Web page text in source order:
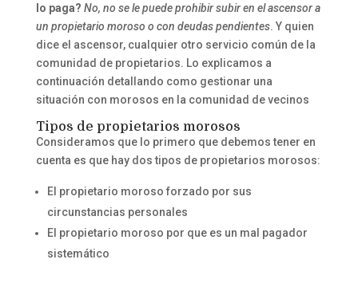
lo paga? No, no se le puede prohibir subir en el ascensor a
un propietario moroso o con deudas pendientes. Y quien
dice el ascensor, cualquier otro servicio común de la
comunidad de propietarios. Lo explicamos a
continuación detallando como gestionar una
situación con morosos en la comunidad de vecinos
Tipos de propietarios morosos
Consideramos que lo primero que debemos tener en
cuenta es que hay dos tipos de propietarios morosos:
El propietario moroso forzado por sus
circunstancias personales
El propietario moroso por que es un mal pagador
sistemático